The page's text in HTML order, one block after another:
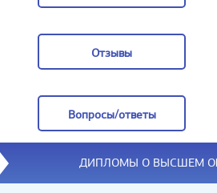
Отзывы
Вопросы/ответы
Вопросы/ответы
ДИПЛОМЫ О ВЫСШЕМ